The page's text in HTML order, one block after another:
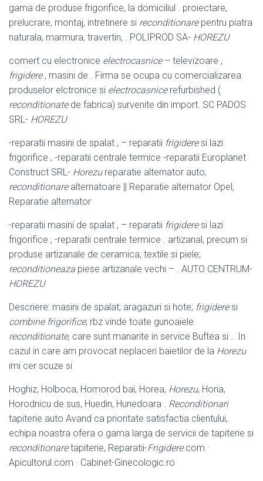
gama de produse frigorifice, la domiciliul . proiectare,
prelucrare, montaj, intretinere si reconditionarepentru piatra
naturala, marmura, travertin, . POLIPROD SA- HOREZU
comert cu electronice electrocasnice– televizoare ,
frigidere, masini de . Firma se ocupa cu comercializarea
produselor elctronice si electrocasnicerefurbished (
reconditionatede fabrica) survenite din import. SC PADOS
SRL- HOREZU
-reparatii masini de spalat , – reparatii frigideresi lazi
frigorifice , -reparatii centrale termice -reparatii Europlanet
Construct SRL- Horezureparatie alternator auto,
reconditionarealternatoare || Reparatie alternator Opel,
Reparatie alternator
-reparatii masini de spalat , – reparatii frigideresi lazi
frigorifice , -reparatii centrale termice . artizanal, precum si
produse artizanale de ceramica, textile si piele;
reconditioneaza piese artizanale vechi – . AUTO CENTRUM-
HOREZU
Descriere: masini de spalat; aragazuri si hote; frigideresi
combine frigorifice; rbz vinde toate gunoaiele
reconditionate, care sunt manarite in service Buftea si .. In
cazul in care am provocat neplaceri baietilor de la Horezu
imi cer scuze si
Hoghiz, Holboca, Homorod bai, Horea, Horezu, Horia,
Horodnicu de sus, Huedin, Hunedoara . Reconditionari
tapiterie auto Avand ca prioritate satisfactia clientului,
echipa noastra ofera o gama larga de servicii de tapiterie si
reconditionaretapiterie, Reparatii-Frigidere.com ·
Apicultorul.com · Cabinet-Ginecologic.ro